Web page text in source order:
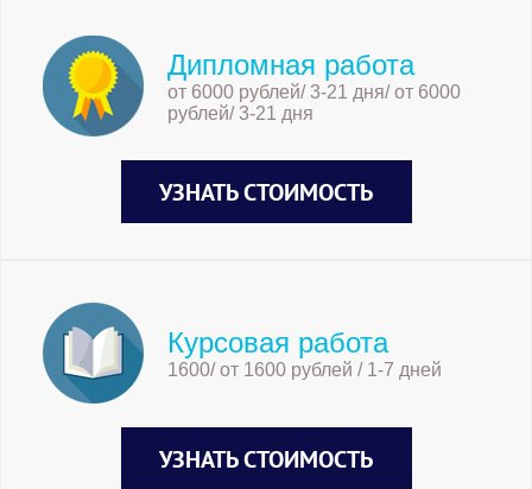
Дипломная работа
от 6000 рублей/ 3-21 дня/ от 6000
рублей/ 3-21 дня
УЗНАТЬ СТОИМОСТЬ
Курсовая работа
1600/ от 1600 рублей / 1-7 дней
УЗНАТЬ СТОИМОСТЬ